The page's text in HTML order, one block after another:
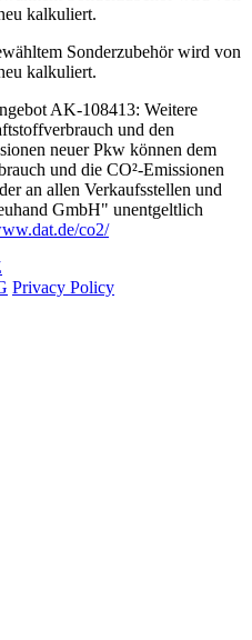
kalkuliert.
Sonderzubehör wird von
kalkuliert.
AK-108413: Weitere
und den
neuer Pkw können dem
und die CO²-Emissionen
an allen Verkaufsstellen und
GmbH" unentgeltlich
co2/
Privacy Policy